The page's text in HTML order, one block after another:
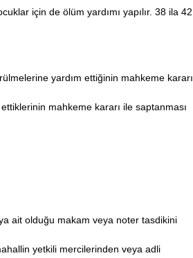
için de ölüm yardımı yapılır. 38 ila 42
yardım ettiğinin mahkeme kararı
mahkeme kararı ile saptanması
ait olduğu makam veya noter tasdikini
yetkili mercilerinden veya adli